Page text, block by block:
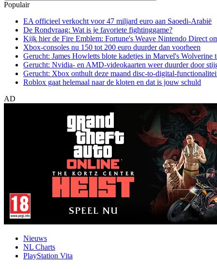
Populair
EA officieel verkocht voor 47 miljard euro aan Saoedi-Arabië
De Rondvraag: Wat is je favoriete fightinggame?
Kijk hier de Fire Emblem: Fortune's Weave Nintendo Direct
Xbox-consoles nu 150 tot 200 euro duurder dan voorheen
Gerucht: James Howletts blote kadetjes in Marvel's Wolverine
Gerucht: Nvidia- en AMD-videokaarten weer duurder door
Gerucht: Xbox onthult deze maand disc-to-digital-
Roblox gaat helemaal naar de kloten en dat is jouw schuld
AD
Nieuws
NL Charts
PlayStation Vita